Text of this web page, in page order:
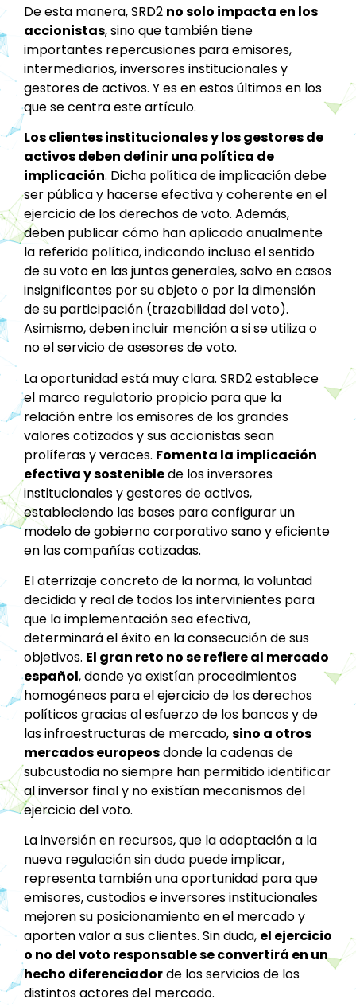
De esta manera, SRD2 no solo impacta en los
accionistas, sino que también tiene
importantes repercusiones para emisores,
intermediarios, inversores institucionales y
gestores de activos. Y es en estos últimos en los
que se centra este artículo.
Los clientes institucionales y los gestores de
activos deben definir una política de
implicación. Dicha política de implicación debe
ser pública y hacerse efectiva y coherente en el
ejercicio de los derechos de voto. Además,
deben publicar cómo han aplicado anualmente
la referida política, indicando incluso el sentido
de su voto en las juntas generales, salvo en casos
insignificantes por su objeto o por la dimensión
de su participación (trazabilidad del voto).
Asimismo, deben incluir mención a si se utiliza o
no el servicio de asesores de voto.
La oportunidad está muy clara. SRD2 establece
el marco regulatorio propicio para que la
relación entre los emisores de los grandes
valores cotizados y sus accionistas sean
prolíferas y veraces. Fomenta la implicación
efectiva y sosteniblede los inversores
institucionales y gestores de activos,
estableciendo las bases para configurar un
modelo de gobierno corporativo sano y eficiente
en las compañías cotizadas.
El aterrizaje concreto de la norma, la voluntad
decidida y real de todos los intervinientes para
que la implementación sea efectiva,
determinará el éxito en la consecución de sus
objetivos. El gran reto no se refiere al mercado
español, donde ya existían procedimientos
homogéneos para el ejercicio de los derechos
políticos gracias al esfuerzo de los bancos y de
las infraestructuras de mercado,sino a otros
mercados europeosdonde la cadenas de
subcustodia no siempre han permitido identificar
al inversor final y no existían mecanismos del
ejercicio del voto.
La inversión en recursos, que la adaptación a la
nueva regulación sin duda puede implicar,
representa también una oportunidad para que
emisores, custodios e inversores institucionales
mejoren su posicionamiento en el mercado y
aporten valor a sus clientes. Sin duda, el ejercicio
o no del voto responsable se convertirá en un
hecho diferenciadorde los servicios de los
distintos actores del mercado.